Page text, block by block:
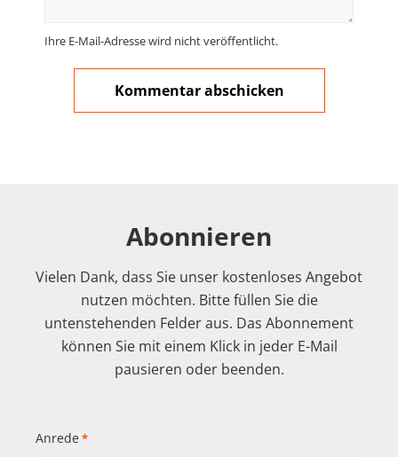
Ihre E-Mail-Adresse wird nicht veröffentlicht.
Abonnieren
Vielen Dank, dass Sie unser kostenloses Angebot
nutzen möchten. Bitte füllen Sie die
untenstehenden Felder aus. Das Abonnement
können Sie mit einem Klick in jeder E-Mail
pausieren oder beenden.
Anrede *